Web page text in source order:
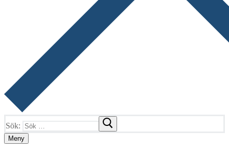
Sök:
Meny